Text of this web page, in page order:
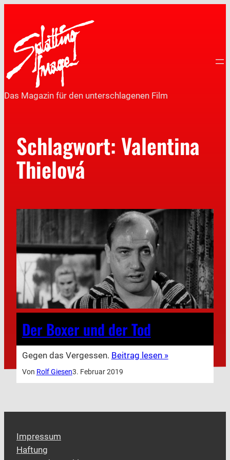
Das Magazin für den unterschlagenen Film
Schlagwort: Valentina
Thielová
Der Boxer und der Tod
Gegen das Vergessen. Beitrag lesen »
Von Rolf Giesen3. Februar 2019
Impressum
Haftung